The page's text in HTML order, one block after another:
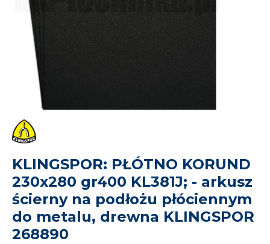
KLINGSPOR: PŁÓTNO KORUND
230x280 gr400 KL381J; - arkusz
ścierny na podłożu płóciennym
do metalu, drewna KLINGSPOR
268890